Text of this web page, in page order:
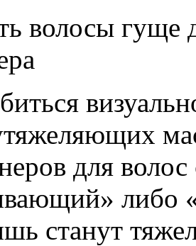
волосы гуще
для
либо
станут